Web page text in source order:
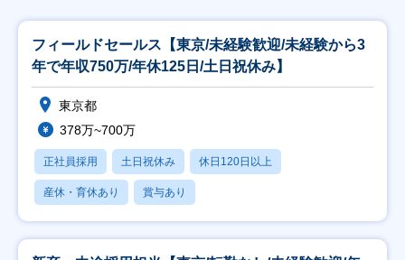
フィールドセールス【東京/未経験歓迎/未経験から3
年で年収750万/年休125日/土日祝休み】
東京都
378万~700万
正社員採用 土日祝休み 休日120日以上
産休・育休あり 賞与あり